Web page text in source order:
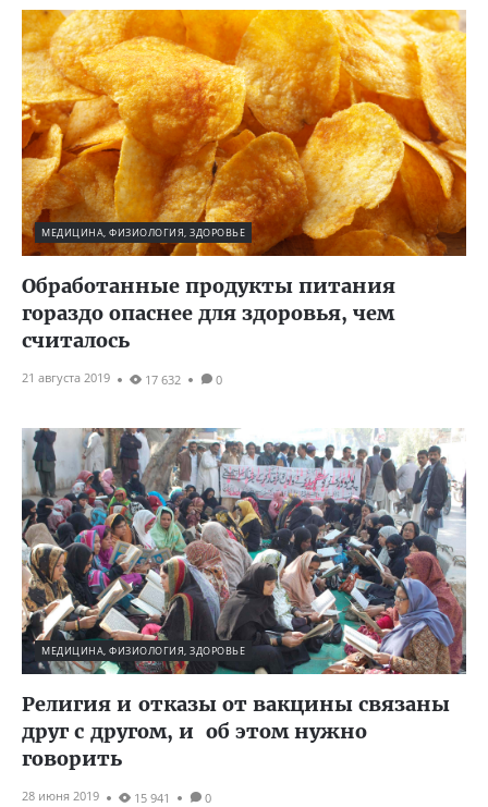
МЕДИЦИНА, ФИЗИОЛОГИЯ, ЗДОРОВЬЕ
Обработанные продукты питания
гораздо опаснее для здоровья, чем
считалось
21 августа 2019 17 632 0
МЕДИЦИНА, ФИЗИОЛОГИЯ, ЗДОРОВЬЕ
Религия и отказы от вакцины связаны
друг с другом, и об этом нужно
говорить
28 июня 2019 15 941 0